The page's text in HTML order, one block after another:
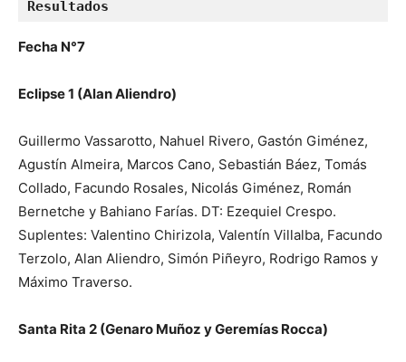
Resultados
Fecha N°7
Eclipse 1 (Alan Aliendro)
Guillermo Vassarotto, Nahuel Rivero, Gastón Giménez,
Agustín Almeira, Marcos Cano, Sebastián Báez, Tomás
Collado, Facundo Rosales, Nicolás Giménez, Román
Bernetche y Bahiano Farías. DT: Ezequiel Crespo.
Suplentes: Valentino Chirizola, Valentín Villalba, Facundo
Terzolo, Alan Aliendro, Simón Piñeyro, Rodrigo Ramos y
Máximo Traverso.
Santa Rita 2 (Genaro Muñoz y Geremías Rocca)